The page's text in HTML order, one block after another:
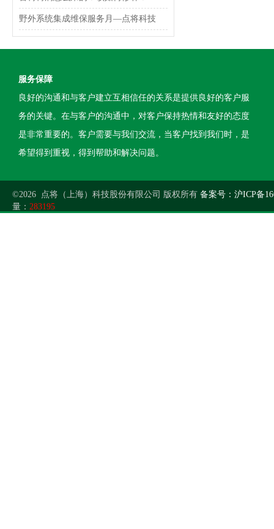
野外系统集成维保服务月—点将科技
服务保障
良好的沟通和与客户建立互相信任的关系是提供良好的客户服
务的关键。在与客户的沟通中，对客户保持热情和友好的态度
是非常重要的。客户需要与我们交流，当客户找到我们时，是
希望得到重视，得到帮助和解决问题。
©2026 点将（上海）科技股份有限公司 版权所有 备案号：沪ICP备
量： 283195